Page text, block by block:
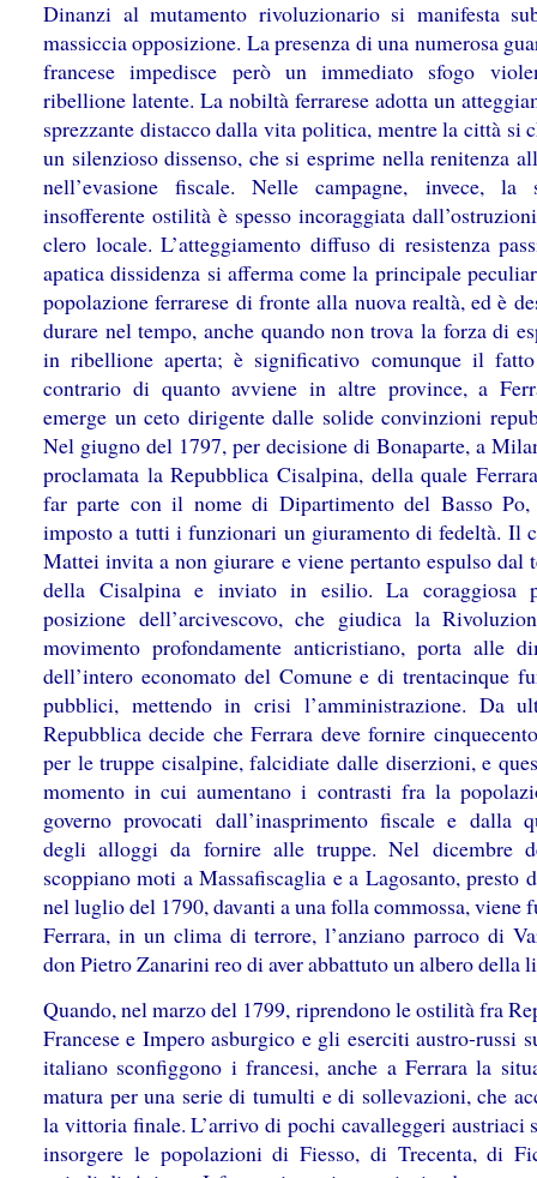
Dinanzi al mutamento rivoluzionario si manifesta
massiccia opposizione. La presenza di una numerosa
francese impedisce però un immediato sfogo
ribellione latente. La nobiltà ferrarese adotta un
sprezzante distacco dalla vita politica, mentre la città si
un silenzioso dissenso, che si esprime nella renitenza
nell’evasione fiscale. Nelle campagne, invece, la
insofferente ostilità è spesso incoraggiata
clero locale. L’atteggiamento diffuso di resistenza
apatica dissidenza si afferma come la principale
popolazione ferrarese di fronte alla nuova realtà, ed è
durare nel tempo, anche quando non trova la forza di
in ribellione aperta; è significativo comunque il
contrario di quanto avviene in altre province, a
emerge un ceto dirigente dalle solide convinzioni
Nel giugno del 1797, per decisione di Bonaparte, a
proclamata la Repubblica Cisalpina, della quale
far parte con il nome di Dipartimento del Basso
imposto a tutti i funzionari un giuramento di fedeltà. Il
Mattei invita a non giurare e viene pertanto espulso dal
della Cisalpina e inviato in esilio. La coraggiosa
posizione dell’arcivescovo, che giudica la
movimento profondamente anticristiano, porta alle
dell’intero economato del Comune e di trentacinque
pubblici, mettendo in crisi l’amministrazione. Da
Repubblica decide che Ferrara deve fornire
per le truppe cisalpine, falcidiate dalle diserzioni, e
momento in cui aumentano i contrasti fra la
governo provocati dall’inasprimento fiscale e dalla
degli alloggi da fornire alle truppe. Nel dicembre
scoppiano moti a Massafiscaglia e a Lagosanto, presto
nel luglio del 1790, davanti a una folla commossa, viene
Ferrara, in un clima di terrore, l’anziano parroco di
don Pietro Zanarini reo di aver abbattuto un albero della
Quando, nel marzo del 1799, riprendono le ostilità fra
Francese e Impero asburgico e gli eserciti austro-russi
italiano sconfiggono i francesi, anche a Ferrara la
matura per una serie di tumulti e di sollevazioni, che
la vittoria finale. L’arrivo di pochi cavalleggeri austriaci
insorgere le popolazioni di Fiesso, di Trecenta, di